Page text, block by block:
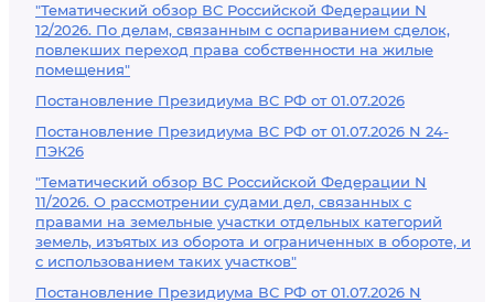
"Тематический обзор ВС Российской Федерации N
12/2026. По делам, связанным с оспариванием сделок,
повлекших переход права собственности на жилые
помещения"
Постановление Президиума ВС РФ от 01.07.2026
Постановление Президиума ВС РФ от 01.07.2026 N 24-
ПЭК26
"Тематический обзор ВС Российской Федерации N
11/2026. О рассмотрении судами дел, связанных с
правами на земельные участки отдельных категорий
земель, изъятых из оборота и ограниченных в обороте, и
с использованием таких участков"
Постановление Президиума ВС РФ от 01.07.2026 N